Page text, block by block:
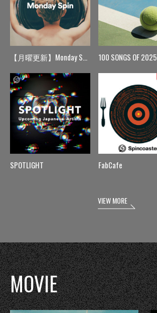
【月曜更新】Monday Spin
SPOTLIGHT
100 SONGS OF 2025
FabCafe
VIEW MORE
MOVIE